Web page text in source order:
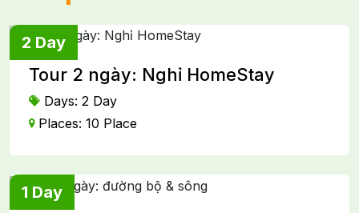
2 Day
Tour 2 ngày: Nghỉ HomeStay
Days: 2 Day
Places: 10 Place
1 Day